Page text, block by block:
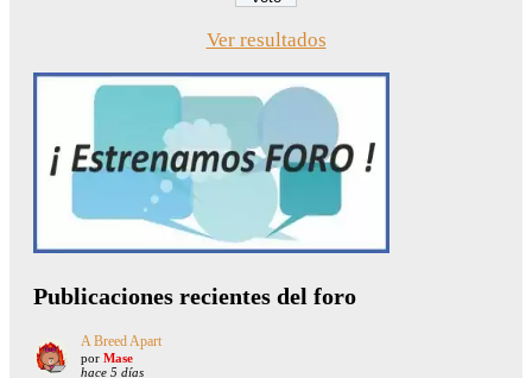
Ver resultados
Publicaciones recientes del foro
A Breed Apart
por Mase
hace 5 días